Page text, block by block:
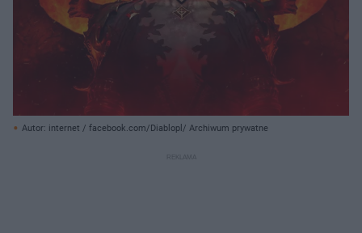
Autor: internet / facebook.com/Diablopl/ Archiwum prywatne